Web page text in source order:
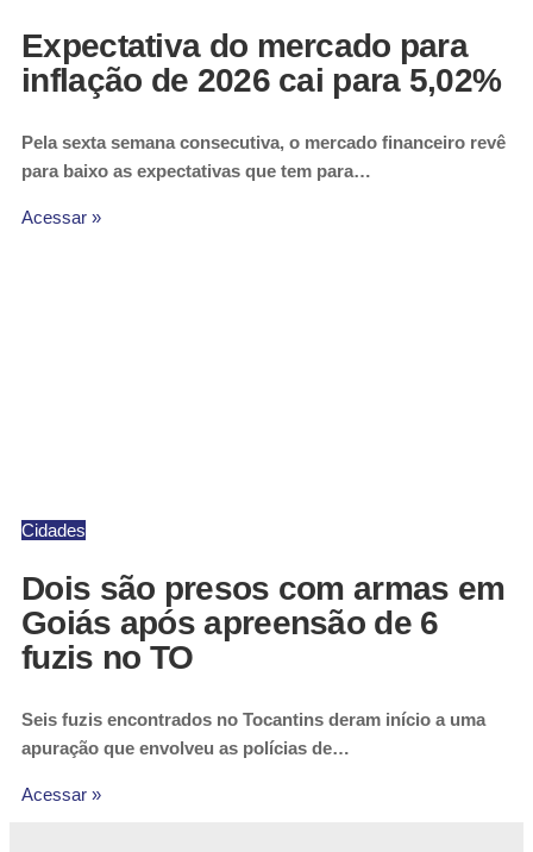
Expectativa do mercado para
inflação de 2026 cai para 5,02%
Pela sexta semana consecutiva, o mercado financeiro revê
para baixo as expectativas que tem para…
Acessar »
Cidades
Dois são presos com armas em
Goiás após apreensão de 6
fuzis no TO
Seis fuzis encontrados no Tocantins deram início a uma
apuração que envolveu as polícias de…
Acessar »